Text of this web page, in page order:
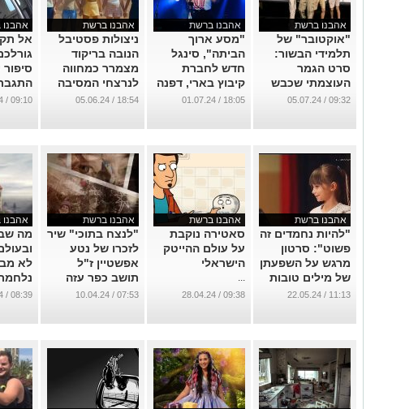
אהבנו ברשת
"אוקטובר" של
תלמידי הבשור:
סרט הגמר
העוצמתי שכבש
את לב השופטים
...
09:32 / 05.07.24
אהבנו ברשת
"מסע ארוך
הביתה", סינגל
חדש לחברת
קיבוץ בארי, דפנה
אדמתי
18:05 / 01.07.24
אהבנו ברשת
ניצולות פסטיבל
הנובה בריקוד
מצמרר כמחווה
לנרצחי המסיבה
ברעים
18:54 / 05.06.24
אל
...
09:10 / 04.06.24
אהבנו ברשת
"להיות נחמדים זה
פשוט": סרטון
מרגש על השפעתן
של מילים טובות
...
11:13 / 22.05.24
אהבנו ברשת
סאטירה נוקבת
על עולם ההייטק
הישראלי
...
09:38 / 28.04.24
אהבנו ברשת
"לנצח בתוכי" שיר
לזכרו של נטע
אפשטיין ז"ל
תושב כפר עזה
שנרצח ב7
...
07:53 / 10.04.24
מה
לא
08:39 / 01.04.24